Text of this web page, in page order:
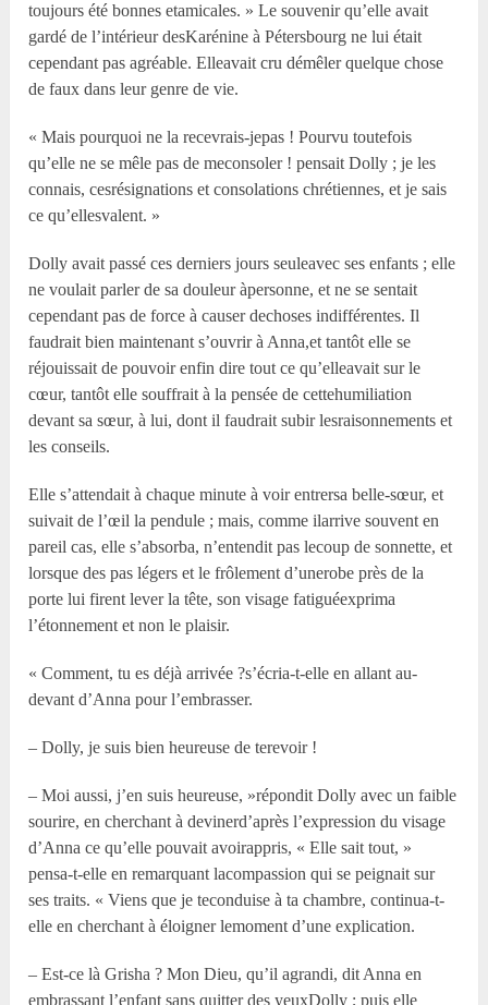
toujours été bonnes etamicales. » Le souvenir qu’elle avait
gardé de l’intérieur desKarénine à Pétersbourg ne lui était
cependant pas agréable. Elleavait cru démêler quelque chose
de faux dans leur genre de vie.
« Mais pourquoi ne la recevrais-jepas ! Pourvu toutefois
qu’elle ne se mêle pas de meconsoler ! pensait Dolly ; je les
connais, cesrésignations et consolations chrétiennes, et je sais
ce qu’ellesvalent. »
Dolly avait passé ces derniers jours seuleavec ses enfants ; elle
ne voulait parler de sa douleur àpersonne, et ne se sentait
cependant pas de force à causer dechoses indifférentes. Il
faudrait bien maintenant s’ouvrir à Anna,et tantôt elle se
réjouissait de pouvoir enfin dire tout ce qu’elleavait sur le
cœur, tantôt elle souffrait à la pensée de cettehumiliation
devant sa sœur, à lui, dont il faudrait subir lesraisonnements et
les conseils.
Elle s’attendait à chaque minute à voir entrersa belle-sœur, et
suivait de l’œil la pendule ; mais, comme ilarrive souvent en
pareil cas, elle s’absorba, n’entendit pas lecoup de sonnette, et
lorsque des pas légers et le frôlement d’unerobe près de la
porte lui firent lever la tête, son visage fatiguéexprima
l’étonnement et non le plaisir.
« Comment, tu es déjà arrivée ?s’écria-t-elle en allant au-
devant d’Anna pour l’embrasser.
– Dolly, je suis bien heureuse de terevoir !
– Moi aussi, j’en suis heureuse, »répondit Dolly avec un faible
sourire, en cherchant à devinerd’après l’expression du visage
d’Anna ce qu’elle pouvait avoirappris, « Elle sait tout, »
pensa-t-elle en remarquant lacompassion qui se peignait sur
ses traits. « Viens que je teconduise à ta chambre, continua-t-
elle en cherchant à éloigner lemoment d’une explication.
– Est-ce là Grisha ? Mon Dieu, qu’il agrandi, dit Anna en
embrassant l’enfant sans quitter des yeuxDolly ; puis elle